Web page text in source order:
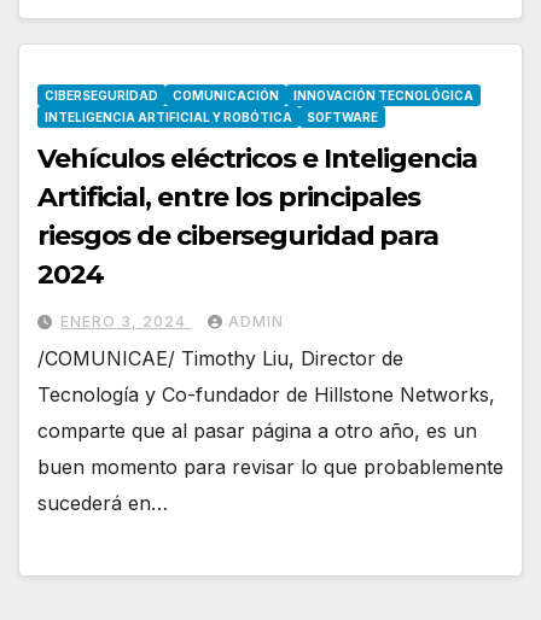
CIBERSEGURIDAD COMUNICACIÓN
INNOVACIÓN TECNOLÓGICA
INTELIGENCIA ARTIFICIAL Y ROBÓTICA
SOFTWARE
Vehículos eléctricos e Inteligencia
Artificial, entre los principales
riesgos de ciberseguridad para
2024
ENERO 3, 2024 ADMIN
/COMUNICAE/ Timothy Liu, Director de
Tecnología y Co-fundador de Hillstone Networks,
comparte que al pasar página a otro año, es un
buen momento para revisar lo que probablemente
sucederá en…